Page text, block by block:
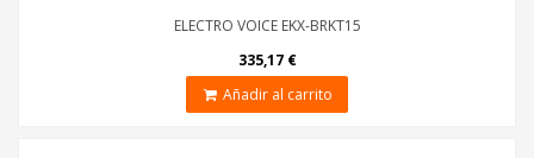
ELECTRO VOICE EKX-BRKT15
335,17 €
Añadir al carrito